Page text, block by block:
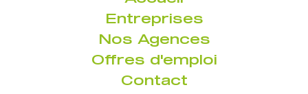
Entreprises
Nos Agences
Offres d'emploi
Contact